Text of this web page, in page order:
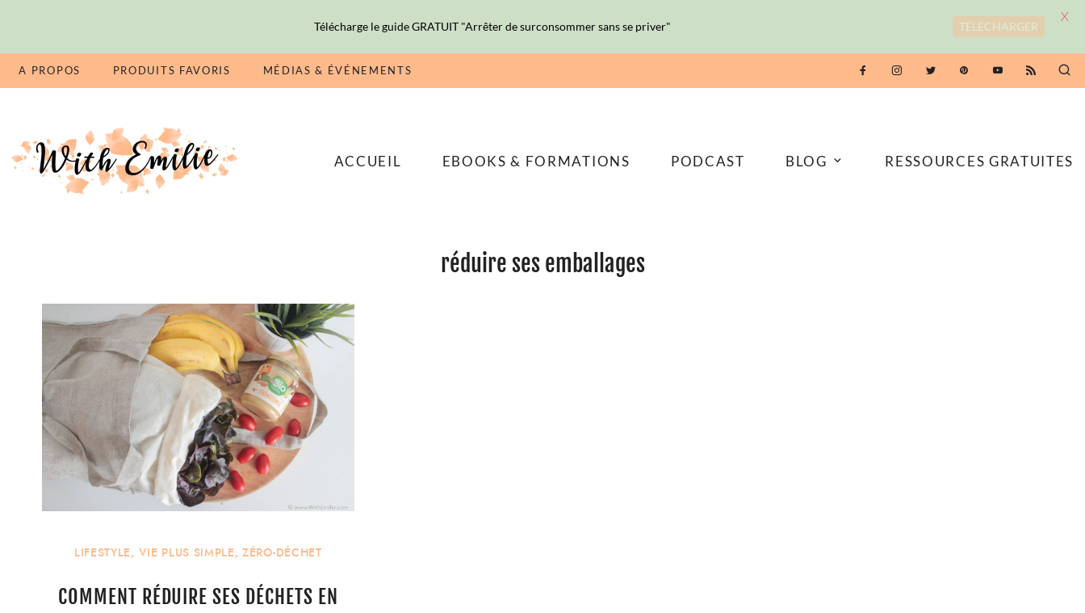
A PROPOS PRODUITS FAVORIS MÉDIAS & ÉVÉNEMENTS
ACCUEIL EBOOKS & FORMATIONS PODCAST BLOG RESSOURCES GRATUITES
réduire ses emballages
LIFESTYLE, VIE PLUS SIMPLE,ZÉRO-DÉCHET
COMMENT RÉDUIRE SES DÉCHETS EN
Télécharge le guide GRATUIT "Arrêter de surconsommer sans se priver" TÉLÉCHARGER
X